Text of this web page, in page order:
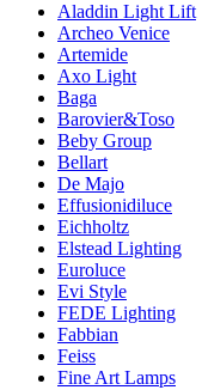
Aladdin Light Lift
Archeo Venice
Artemide
Axo Light
Baga
Barovier&Toso
Beby Group
Bellart
De Majo
Effusionidiluce
Eichholtz
Elstead Lighting
Euroluce
Evi Style
FEDE Lighting
Fabbian
Feiss
Fine Art Lamps